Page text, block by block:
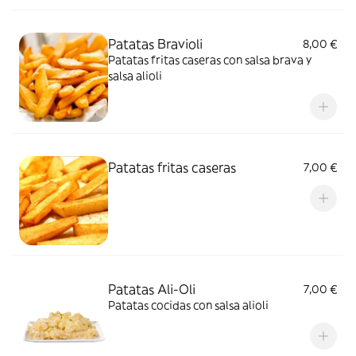
Patatas Bravioli
8,00 €
Patatas fritas caseras con salsa brava y
salsa alioli
Patatas fritas caseras 7,00 €
Patatas Ali-Oli
7,00 €
Patatas cocidas con salsa alioli